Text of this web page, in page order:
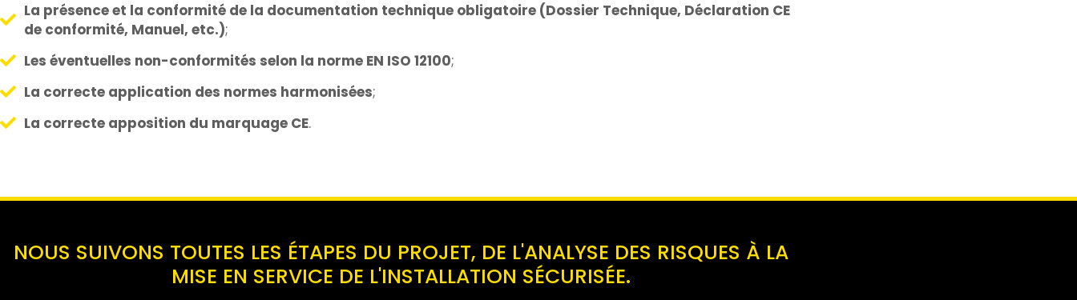
La présence et la conformité de la documentation technique obligatoire (Dossier Technique, Déclaration CE
de conformité, Manuel, etc.);
Les éventuelles non-conformités selon la norme EN ISO 12100;
La correcte application des normes harmonisées;
La correcte apposition du marquage CE.
NOUS SUIVONS TOUTES LES ÉTAPES DU PROJET, DE L'ANALYSE DES RISQUES À LA
MISE EN SERVICE DE L'INSTALLATION SÉCURISÉE.